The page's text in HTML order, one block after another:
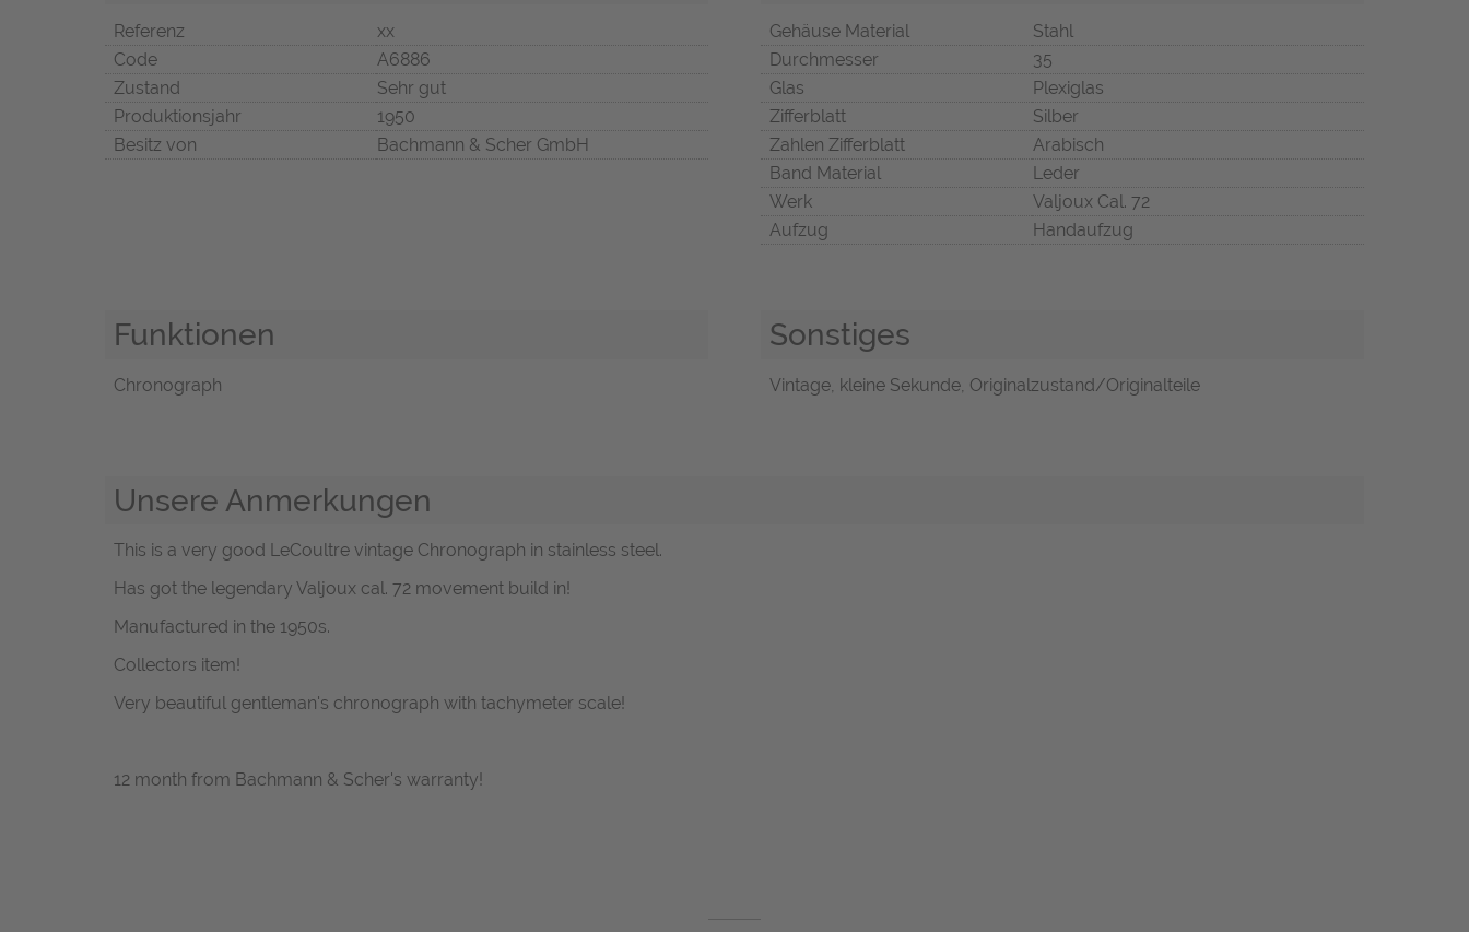
Referenz
xx
Code
A6886
Zustand
Sehr gut
Produktionsjahr
1950
Besitz von
Bachmann & Scher GmbH
Gehäuse Material
Stahl
Durchmesser
35
Glas
Plexiglas
Zifferblatt
Silber
Zahlen Zifferblatt
Arabisch
Band Material
Leder
Werk
Valjoux Cal. 72
Aufzug
Handaufzug
Funktionen
Chronograph
Sonstiges
Vintage, kleine Sekunde, Originalzustand/Originalteile
Unsere Anmerkungen
This is a very good LeCoultre vintage Chronograph in stainless steel.
Has got the legendary Valjoux cal. 72 movement build in!
Manufactured in the 1950s.
Collectors item!
Very beautiful gentleman's chronograph with tachymeter scale!
12 month from Bachmann & Scher's warranty!